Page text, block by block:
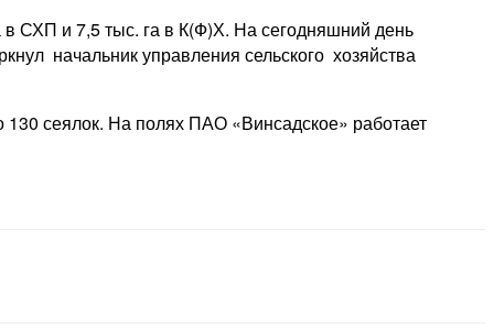
в СХП и 7,5 тыс. га в К(Ф)Х. На сегодняшний день
начальник управления сельского хозяйства
130 сеялок. На полях ПАО «Винсадское» работает